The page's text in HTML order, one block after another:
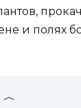
и полях